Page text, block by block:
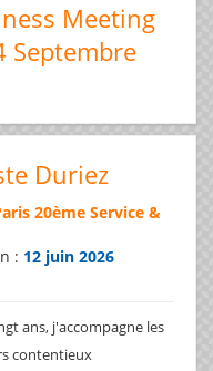
Meeting
Septembre
Duriez
20ème Service &
: 12 juin 2026
ans, j'accompagne les
contentieux